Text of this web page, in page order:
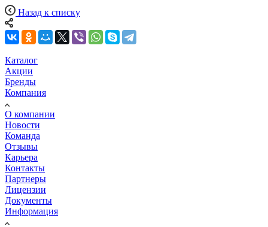
Назад к списку
Каталог
Акции
Бренды
Компания
О компании
Новости
Команда
Отзывы
Карьера
Контакты
Партнеры
Лицензии
Документы
Информация